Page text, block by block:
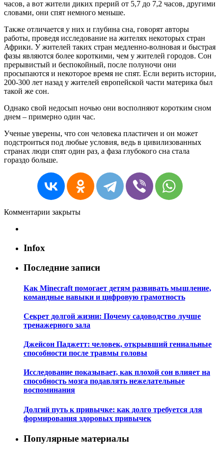
часов, а вот жители диких прерий от 5,7 до 7,2 часов, другими
словами, они спят немного меньше.
Также отличается у них и глубина сна, говорят авторы
работы, проведя исследование на жителях некоторых стран
Африки. У жителей таких стран медленно-волновая и быстрая
фазы являются более короткими, чем у жителей городов. Сон
прерывистый и беспокойный, после полуночи они
просыпаются и некоторое время не спят. Если верить истории,
200-300 лет назад у жителей европейской части материка был
такой же сон.
Однако свой недосып ночью они восполняют коротким сном
днем – примерно один час.
Ученые уверены, что сон человека пластичен и он может
подстроиться под любые условия, ведь в цивилизованных
странах люди спят один раз, а фаза глубокого сна стала
гораздо больше.
Комментарии закрыты
Infox
Последние записи
Как Minecraft помогает детям развивать мышление,
командные навыки и цифровую грамотность
Секрет долгой жизни: Почему садоводство лучше
тренажерного зала
Джейсон Паджетт: человек, открывший гениальные
способности после травмы головы
Исследование показывает, как плохой сон влияет на
способность мозга подавлять нежелательные
воспоминания
Долгий путь к привычке: как долго требуется для
формирования здоровых привычек
Популярные материалы